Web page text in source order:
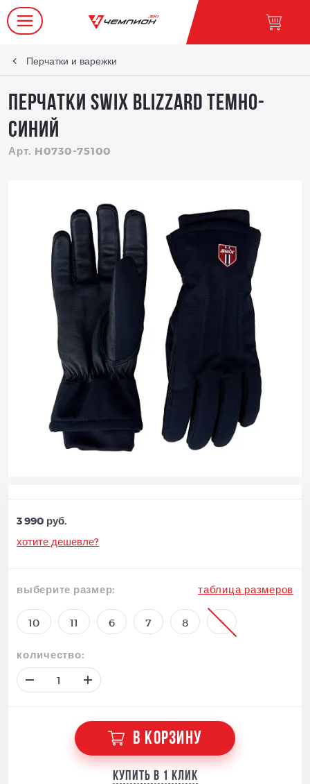
Перчатки и варежки
Перчатки SWIX Blizzard темно-
синий
Арт. H0730-75100
3 990 руб.
хотите дешевле?
выберите размер: таблица размеров
10 11 6 7 8 9
количество:
В КОРЗИНУ
Купить в 1 клик